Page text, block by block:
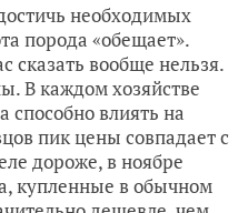
необходимых
порода «обещает».
сказать вообще нельзя.
В каждом хозяйстве
влиять на
пик цены совпадает с
дороже, в ноябре
купленные в обычном